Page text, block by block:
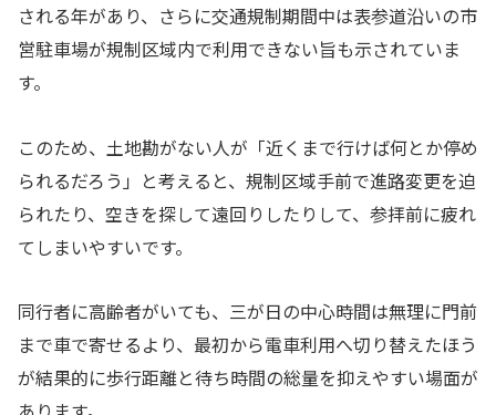
される年があり、さらに交通規制期間中は表参道沿いの市
営駐車場が規制区域内で利用できない旨も示されていま
す。
このため、土地勘がない人が「近くまで行けば何とか停め
られるだろう」と考えると、規制区域手前で進路変更を迫
られたり、空きを探して遠回りしたりして、参拝前に疲れ
てしまいやすいです。
同行者に高齢者がいても、三が日の中心時間は無理に門前
まで車で寄せるより、最初から電車利用へ切り替えたほう
が結果的に歩行距離と待ち時間の総量を抑えやすい場面が